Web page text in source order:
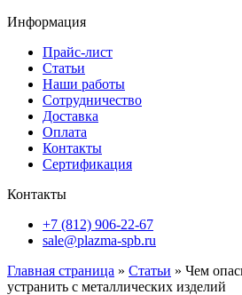
Информация
Прайс-лист
Статьи
Наши работы
Сотрудничество
Доставка
Оплата
Контакты
Сертификация
Контакты
+7 (812) 906-22-67
sale@plazma-spb.ru
Главная страница » Статьи » Чем
устранить с металлических изделий